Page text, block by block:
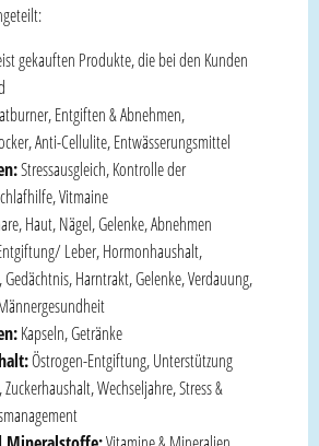
gekauften Produkte, die bei den Kunden
Entgiften & Abnehmen,
Anti-Cellulite, Entwässerungsmittel
Stressausgleich, Kontrolle der
Vitmaine
Haut, Nägel, Gelenke, Abnehmen
Leber, Hormonhaushalt,
Gedächtnis, Harntrakt, Gelenke, Verdauung,
Kapseln, Getränke
Östrogen-Entgiftung, Unterstützung
Wechseljahre, Stress &